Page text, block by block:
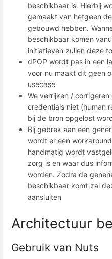
beschikbaar is. Hierbij
gemaakt van hetgeen
gebouwd hebben.
beschikbaar komen
initiatieven zullen deze
dPOP wordt pas in een
voor nu maakt dit geen
usecase
We verrijken /
credentials niet (human
bij de bron opgelost
Bij gebrek aan een
wordt er een
handmatig wordt
zorg is en waar dus
worden. Zodra de
beschikbaar komt zal
aansluiten
Architectuur
Gebruik van Nuts